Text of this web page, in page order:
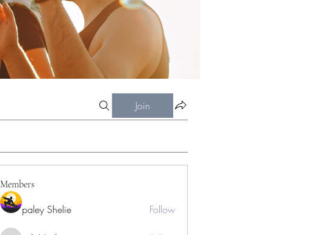
Join
Members
paley Shelie Follow